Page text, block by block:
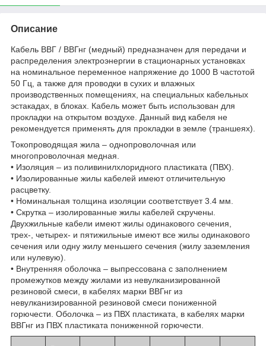
Описание
Кабель ВВГ / ВВГнг (медный) предназначен для передачи и
распределения электроэнергии в стационарных установках
на номинальное переменное напряжение до 1000 В частотой
50 Гц, а также для проводки в сухих и влажных
производственных помещениях, на специальных кабельных
эстакадах, в блоках. Кабель может быть использован для
прокладки на открытом воздухе. Данный вид кабеля не
рекомендуется применять для прокладки в земле (траншеях).
Токопроводящая жила – однопроволочная или
многопроволочная медная.
• Изоляция – из поливинилхлоридного пластиката (ПВХ).
• Изолированные жилы кабелей имеют отличительную
расцветку.
• Номинальная толщина изоляции соответствует 3.4 мм.
• Скрутка – изолированные жилы кабелей скручены.
Двухжильные кабели имеют жилы одинакового сечения,
трех-, четырех- и пятижильные имеют все жилы одинакового
сечения или одну жилу меньшего сечения (жилу заземления
или нулевую).
• Внутренняя оболочка – выпрессована с заполнением
промежутков между жилами из невулканизированной
резиновой смеси, в кабелях марки ВВГнг из
невулканизированной резиновой смеси пониженной
горючести. Оболочка – из ПВХ пластиката, в кабелях марки
ВВГнг из ПВХ пластиката пониженной горючести.